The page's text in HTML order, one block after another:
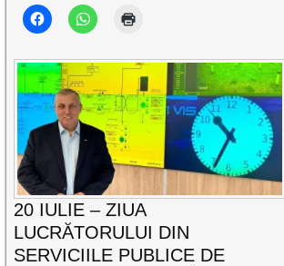
20 IULIE – ZIUA
LUCRĂTORULUI DIN
SERVICIILE PUBLICE DE